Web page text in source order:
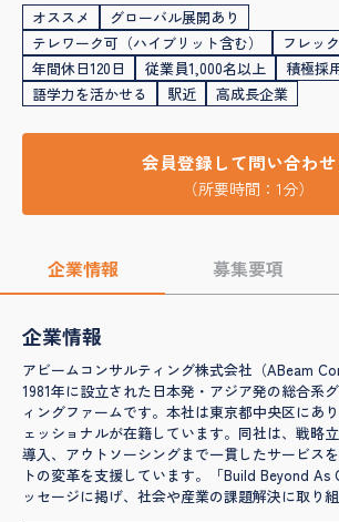
オススメ
グローバル展開あり
テレワーク可（ハイブリット含む）
フレッ
年間休日120日
従業員1,000名以上
積極採
語学力を活かせる
駅近 高成長企業
会員登録して問い合わせ
（所要時間：1分）
企業情報 募集要項
企業情報
アビームコンサルティング株式会社（ABeam
1981年に設立された日本発・アジア発の総合系
ィングファームです。本社は東京都中央区にあ
ェッショナルが在籍しています。同社は、戦略
導入、アウトソーシングまで一貫したサービス
トの変革を支援しています。「Build Beyond As
ッセージに掲げ、社会や産業の課題解決に取り組